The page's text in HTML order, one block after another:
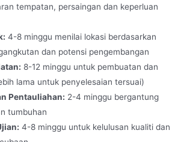
tempatan, persaingan dan keperluan
4-8 minggu menilai lokasi berdasarkan
dan potensi pengembangan
8-12 minggu untuk pembuatan dan
lama untuk penyelesaian tersuai)
Pentauliahan: 2-4 minggu bergantung
tumbuhan
4-8 minggu untuk kelulusan kualiti dan